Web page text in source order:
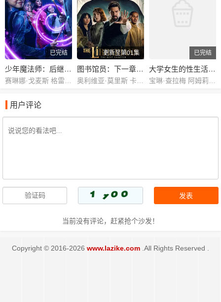
已完结
少年魔法师：后继者第三季
更新至第01集
图书馆员：下一章第二季
奥利维亚·莫里斯 卡勒姆·麦高恩 布鲁·罗宾森 杰西卡·格林 克里斯蒂安·凯恩 林蒂·布丝 多米尼克·莫纳汉 乔什·盖茨 Jeremy Swift 弗卢拉·博格 Flula Borg
已完结
大学女生的性生活第三季
用户评论
当前没有评论，赶紧抢个沙发！
Copyright © 2016-2026 www.lazike.com .All Rights Reserved .